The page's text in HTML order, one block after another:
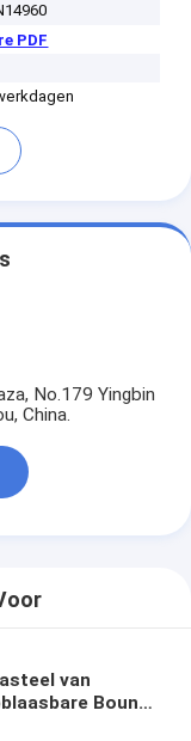
PDF
No.179 Yingbin
China.
van
Bouncy